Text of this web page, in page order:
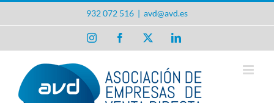
932 072 516 | avd@avd.es
InstagramFacebook LinkedIn